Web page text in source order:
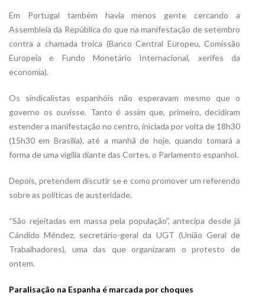
Em Portugal também havia menos gente cercando a
Assembleia da República do que na manifestação de setembro
contra a chamada troica (Banco Central Europeu, Comissão
Europeia e Fundo Monetário Internacional, xerifes da
economia).
Os sindicalistas espanhóis não esperavam mesmo que o
governo os ouvisse. Tanto é assim que, primeiro, decidiram
estender a manifestação no centro, iniciada por volta de 18h30
(15h30 em Brasília), até a manhã de hoje, quando tomará a
forma de uma vigília diante das Cortes, o Parlamento espanhol.
Depois, pretendem discutir se e como promover um referendo
sobre as políticas de austeridade.
“São rejeitadas em massa pela população”, antecipa desde já
Cándido Méndez, secretário-geral da UGT (União Geral de
Trabalhadores), uma das que organizaram o protesto de
ontem.
Paralisação na Espanha é marcada por choques